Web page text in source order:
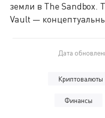
земли в The Sandbox.
Vault —
Дата
Криптовалюты
Финансы